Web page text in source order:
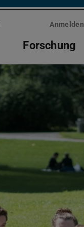
Anmelden
Forschung